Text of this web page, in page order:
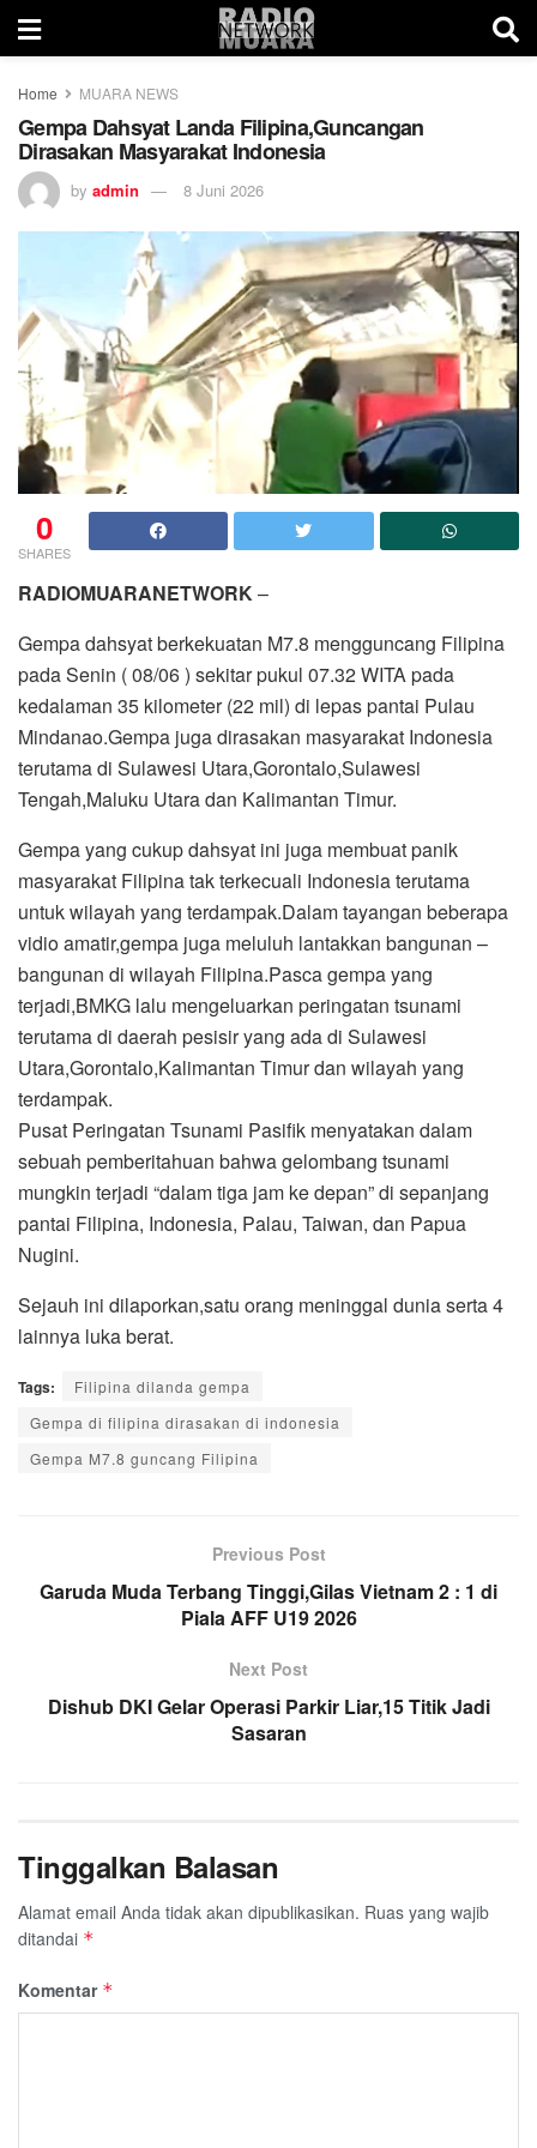
Home MUARA NEWS
Gempa Dahsyat Landa Filipina,Guncangan
Dirasakan Masyarakat Indonesia
by admin 8 Juni 2026
0
SHARES
RADIOMUARANETWORK–
Gempa dahsyat berkekuatan M7.8 mengguncang Filipina
pada Senin ( 08/06 ) sekitar pukul 07.32 WITA pada
kedalaman 35 kilometer (22 mil) di lepas pantai Pulau
Mindanao.Gempa juga dirasakan masyarakat Indonesia
terutama di Sulawesi Utara,Gorontalo,Sulawesi
Tengah,Maluku Utara dan Kalimantan Timur.
Gempa yang cukup dahsyat ini juga membuat panik
masyarakat Filipina tak terkecuali Indonesia terutama
untuk wilayah yang terdampak.Dalam tayangan beberapa
vidio amatir,gempa juga meluluh lantakkan bangunan –
bangunan di wilayah Filipina.Pasca gempa yang
terjadi,BMKG lalu mengeluarkan peringatan tsunami
terutama di daerah pesisir yang ada di Sulawesi
Utara,Gorontalo,Kalimantan Timur dan wilayah yang
terdampak.
Pusat Peringatan Tsunami Pasifik menyatakan dalam
sebuah pemberitahuan bahwa gelombang tsunami
mungkin terjadi “dalam tiga jam ke depan” di sepanjang
pantai Filipina, Indonesia, Palau, Taiwan, dan Papua
Nugini.
Sejauh ini dilaporkan,satu orang meninggal dunia serta 4
lainnya luka berat.
Tags:
Filipina dilanda gempa
Gempa di filipina dirasakan di indonesia
Gempa M7.8 guncang Filipina
Previous Post
Garuda Muda Terbang Tinggi,Gilas Vietnam 2 : 1 di
Piala AFF U19 2026
Next Post
Dishub DKI Gelar Operasi Parkir Liar,15 Titik Jadi
Sasaran
Tinggalkan Balasan
Alamat email Anda tidak akan dipublikasikan. Ruas yang wajib
ditandai *
Komentar *